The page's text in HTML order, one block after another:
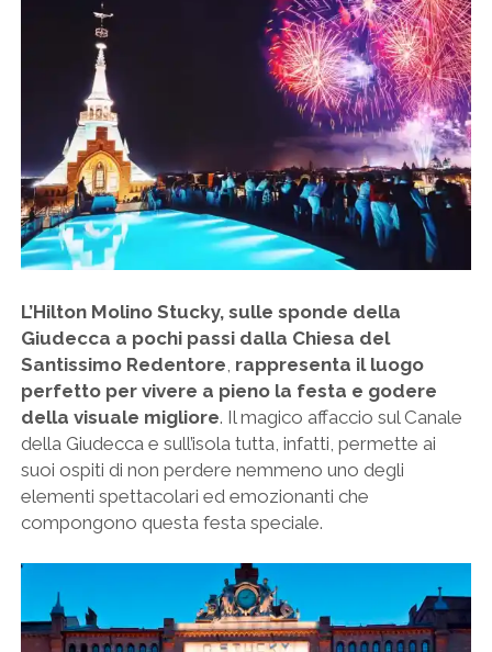
L’Hilton Molino Stucky, sulle sponde della
Giudecca a pochi passi dalla Chiesa del
Santissimo Redentore rappresenta il luogo
perfetto per vivere a pieno la festa e godere
della visuale migliore. Il magico affaccio sul Canale
della Giudecca e sull’isola tutta, infatti, permette ai
suoi ospiti di non perdere nemmeno uno degli
elementi spettacolari ed emozionanti che
compongono questa festa speciale.